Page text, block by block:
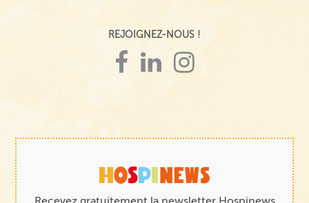
REJOIGNEZ-NOUS !